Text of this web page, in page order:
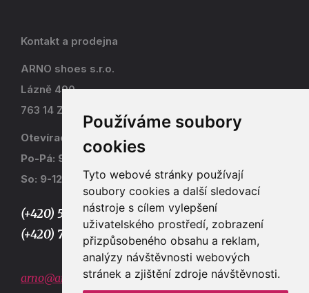
Používáme soubory
cookies
Tyto webové stránky používají
soubory cookies a další sledovací
nástroje s cílem vylepšení
uživatelského prostředí, zobrazení
přizpůsobeného obsahu a reklam,
analýzy návštěvnosti webových
stránek a zjištění zdroje návštěvnosti.
Kontakt a prodejna
ARNO shoes s.r.o.
Lázně 490
763 14 Zlín - Kostelec
Otevírací doba
Po-Pá: 9-17
So: 9-12
(+420) 577 915 036,
(+420) 773 667 390
arno@arno.cz